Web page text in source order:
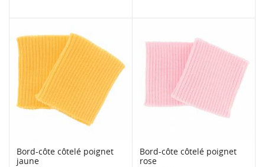
Bord-côte côtelé poignet
jaune
Bord-côte côtelé poignet
rose